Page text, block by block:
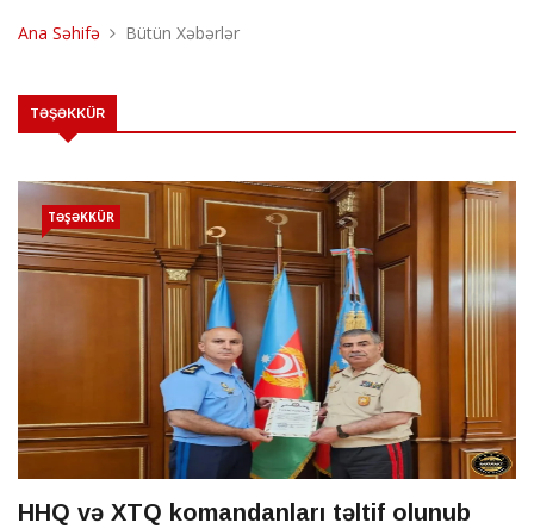
Ana Səhifə Bütün Xəbərlər
TƏŞƏKKÜR
TƏŞƏKKÜR
HHQ və XTQ komandanları təltif olunub